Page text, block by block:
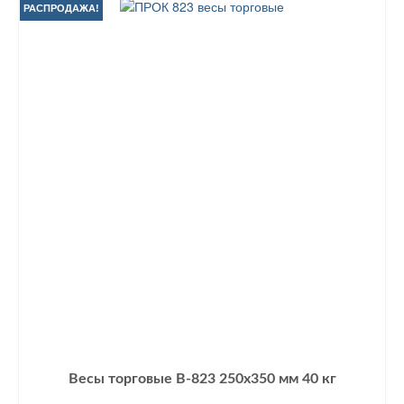
4500 грн..
РАСПРОДАЖА!
Весы торговые В-823 250х350 мм 40 кг